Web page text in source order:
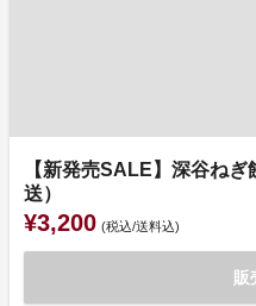
【新発売SALE】深谷ね
送）
¥3,200 (税込/送料込)
販